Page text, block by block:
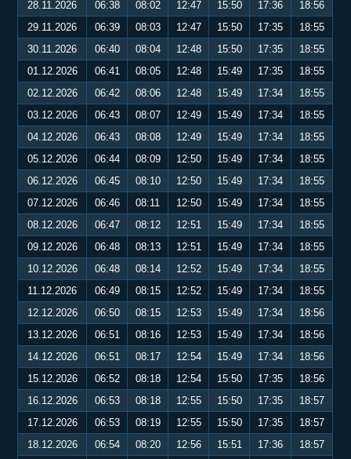
28.11.2026
06:38 08:02 12:47 15:50 17:36
18:56
29.11.2026
06:39 08:03 12:47 15:50 17:35
18:55
30.11.2026
06:40 08:04 12:48 15:50 17:35
18:55
01.12.2026
06:41 08:05 12:48 15:49 17:35
18:55
02.12.2026
06:42 08:06 12:48 15:49 17:34
18:55
03.12.2026
06:43 08:07 12:49 15:49 17:34
18:55
04.12.2026
06:43 08:08 12:49 15:49 17:34
18:55
05.12.2026
06:44 08:09 12:50 15:49 17:34
18:55
06.12.2026
06:45 08:10 12:50 15:49 17:34
18:55
07.12.2026
06:46 08:11 12:50 15:49 17:34
18:55
08.12.2026
06:47 08:12 12:51 15:49 17:34
18:55
09.12.2026
06:48 08:13 12:51 15:49 17:34
18:55
10.12.2026
06:48 08:14 12:52 15:49 17:34
18:55
11.12.2026
06:49 08:15 12:52 15:49 17:34
18:55
12.12.2026
06:50 08:15 12:53 15:49 17:34
18:56
13.12.2026
06:51 08:16 12:53 15:49 17:34
18:56
14.12.2026
06:51 08:17 12:54 15:49 17:34
18:56
15.12.2026
06:52 08:18 12:54 15:50 17:35
18:56
16.12.2026
06:53 08:18 12:55 15:50 17:35
18:57
17.12.2026
06:53 08:19 12:55 15:50 17:35
18:57
18.12.2026
06:54 08:20 12:56 15:51 17:36
18:57